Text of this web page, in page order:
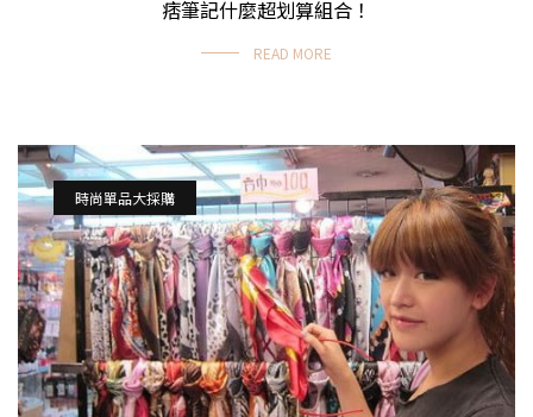
痞筆記什麼超划算組合！
READ MORE
時尚單品大採購